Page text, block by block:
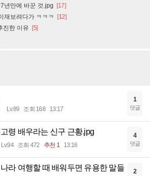
년만에 바꾼 것.jpg [17]
재보려다가 ㅋㅋㅋ [12]
진한 이유 [5]
Lv.89 조회 168 13:17
1
댓글
령 배우라는 신구 근황.jpg
Lv.94 조회 472 추천 1 13:16
4
댓글
라 여행할 때 배워두면 유용한 말들 2